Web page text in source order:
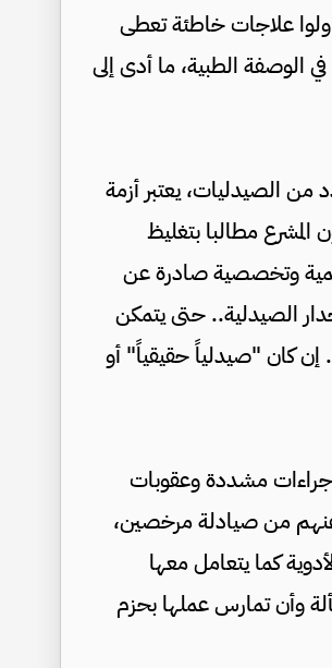
علاجات خاطئة تعطى
الوصفة الطبية، ما أدى إلى
من الصيدليات، يعتبر أزمة
المشرع مطالبا بتغليظ
وتخصصية صادرة عن
الصيدلية.. حتى يتمكن
إن كان "صيدلياً حقيقياً" أو
مشددة وعقوبات
من صيادلة مرخصين،
كما يتعامل معها
وأن تمارس عملها بحزم